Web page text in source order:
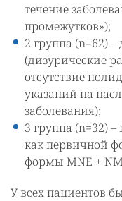
течение
промежутков»);
2 группа (n=62)
(дизурические
отсутствие
указаний на
заболевания);
3 группа (n=32)
как первичной
формы MNE +
У всех пациентов